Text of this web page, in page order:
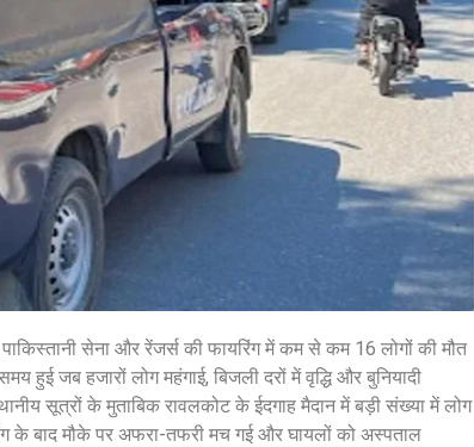
सेना और रेंजर्स की फायरिंग में कम से कम 16 लोगों की मौत
हुई जब हजारों लोग महंगाई, बिजली दरों में वृद्धि और बुनियादी
सूत्रों के मुताबिक रावलकोट के ईदगाह मैदान में बड़ी संख्या में लोग
के बाद मौके पर अफरा-तफरी मच गई और घायलों को अस्पताल